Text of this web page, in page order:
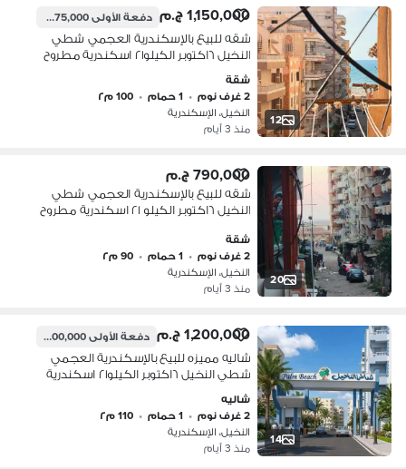
12
1,150,000 ج.م دفعة الأولى575,000 ج.م
شقه للبيع بالإسكندرية العجمي شطي
النخيل ٦اكتوبر الكيلو٢١ اسكندرية مطروح
شقة
2 غرف نوم
• 1 حمام • 100 م٢
النخيل، الإسكندرية
منذ 3 أيام
20
790,000 ج.م
شقه للبيع بالإسكندرية العجمي شطي
النخيل ٦اكتوبر الكيلو ٢١ اسكندرية مطروح
شقة
2 غرف نوم
• 1 حمام • 90 م٢
النخيل، الإسكندرية
منذ 3 أيام
14
1,200,000 ج.م دفعة الأولى600,000 ج.م
شاليه مميزه للبيع بالإسكندرية العجمي
شطي النخيل ٦اكتوبر الكيلو٢١ اسكندرية
مطروح
شاليه
2 غرف نوم
• 1 حمام • 110 م٢
النخيل، الإسكندرية
منذ 3 أيام